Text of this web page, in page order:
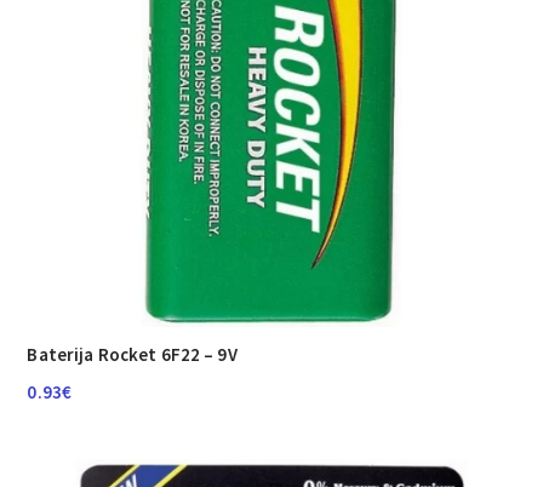
Baterija Rocket 6F22 – 9V
0.93€